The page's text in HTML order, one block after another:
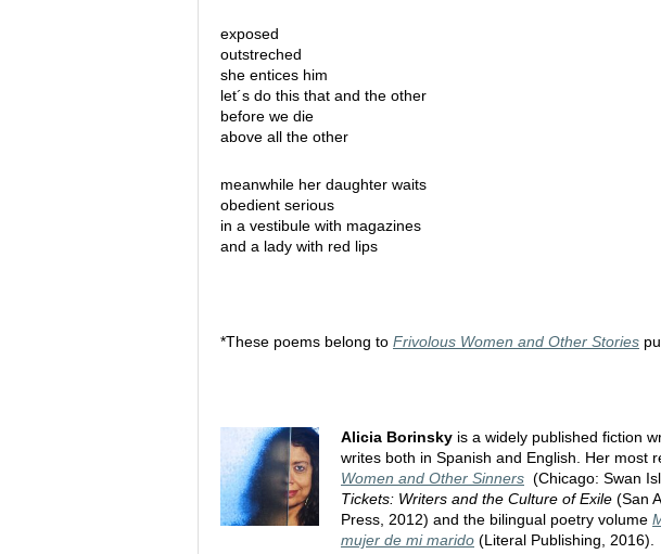
exposed
outstreched
she entices him
let´s do this that and the other
before we die
above all the other
meanwhile her daughter waits
obedient serious
in a vestibule with magazines
and a lady with red lips
*These poems belong to Frivolous Women and Other Stories
Alicia Borinsky is a widely published fiction
writes both in Spanish and English. Her most
Women and Other Sinners (Chicago: Swan
Tickets: Writers and the Culture of Exile (San
Press, 2012) and the bilingual poetry volume
mujer de mi marido (Literal Publishing, 2016).